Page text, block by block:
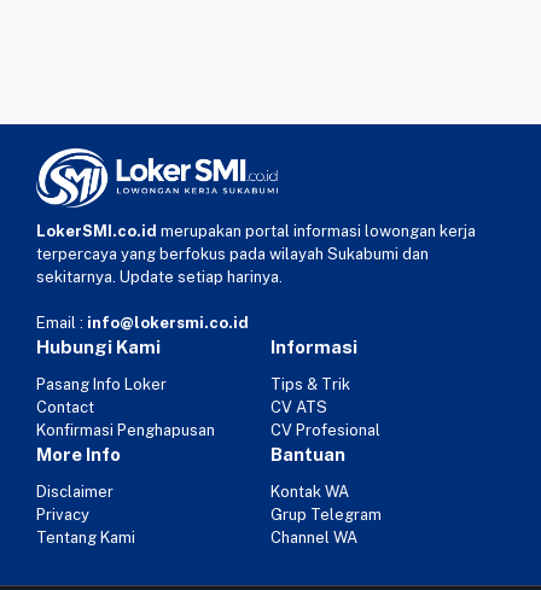
LokerSMI.co.id merupakan portal informasi lowongan kerja
terpercaya yang berfokus pada wilayah Sukabumi dan
sekitarnya. Update setiap harinya.
Email : info@lokersmi.co.id
Hubungi Kami
Pasang Info Loker
Contact
Konfirmasi Penghapusan
Informasi
Tips & Trik
CV ATS
CV Profesional
More Info
Disclaimer
Privacy
Tentang Kami
Bantuan
Kontak WA
Grup Telegram
Channel WA